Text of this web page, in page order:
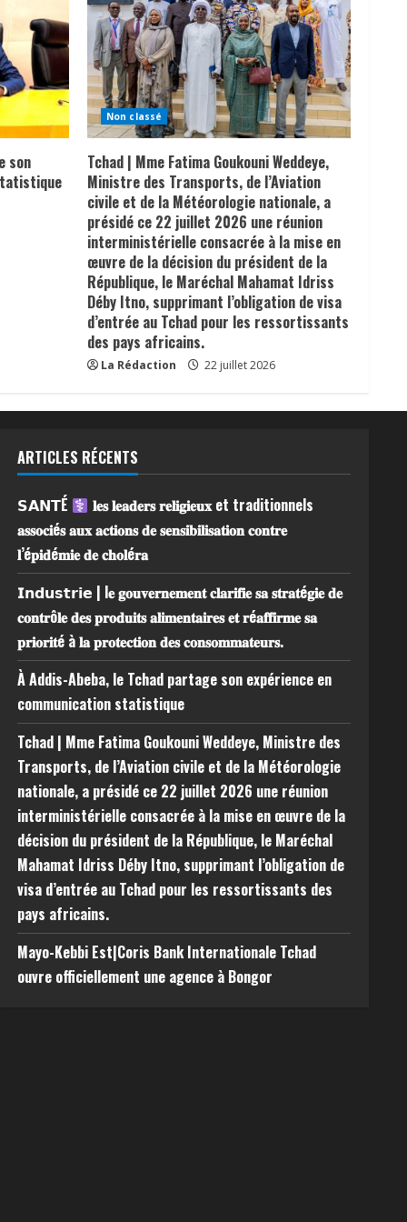
son
Non classé
Tchad | Mme Fatima Goukouni Weddeye,
Ministre des Transports, de l’Aviation
civile et de la Météorologie nationale, a
présidé ce 22 juillet 2026 une réunion
interministérielle consacrée à la mise en
œuvre de la décision du président de la
République, le Maréchal Mahamat Idriss
Déby Itno, supprimant l’obligation de visa
d’entrée au Tchad pour les ressortissants
des pays africains.
La Rédaction 22 juillet 2026
ARTICLES RÉCENTS
𝗦𝗔𝗡𝗧É
𝐥𝐞𝐬 𝐥𝐞𝐚𝐝𝐞𝐫𝐬 𝐫𝐞𝐥𝐢𝐠𝐢𝐞𝐮𝐱 et traditionnels
𝐚𝐬𝐬𝐨𝐜𝐢é𝐬 𝐚𝐮𝐱 𝐚𝐜𝐭𝐢𝐨𝐧𝐬 𝐝𝐞 𝐬𝐞𝐧𝐬𝐢𝐛𝐢𝐥𝐢𝐬𝐚𝐭𝐢𝐨𝐧 𝐜𝐨𝐧𝐭𝐫𝐞
𝐥’é𝐩𝐢𝐝é𝐦𝐢𝐞 𝐝𝐞 𝐜𝐡𝐨𝐥é𝐫𝐚
𝗜𝗻𝗱𝘂𝘀𝘁𝗿𝗶𝗲 | l𝐞 𝐠𝐨𝐮𝐯𝐞𝐫𝐧𝐞𝐦𝐞𝐧𝐭 𝐜𝐥𝐚𝐫𝐢𝐟𝐢𝐞 𝐬𝐚 𝐬𝐭𝐫𝐚𝐭é𝐠𝐢𝐞 𝐝𝐞
𝐜𝐨𝐧𝐭𝐫ô𝐥𝐞 𝐝𝐞𝐬 𝐩𝐫𝐨𝐝𝐮𝐢𝐭𝐬 𝐚𝐥𝐢𝐦𝐞𝐧𝐭𝐚𝐢𝐫𝐞𝐬 𝐞𝐭 𝐫é𝐚𝐟𝐟𝐢𝐫𝐦𝐞 𝐬𝐚
𝐩𝐫𝐢𝐨𝐫𝐢𝐭é à 𝐥𝐚 𝐩𝐫𝐨𝐭𝐞𝐜𝐭𝐢𝐨𝐧 𝐝𝐞𝐬 𝐜𝐨𝐧𝐬𝐨𝐦𝐦𝐚𝐭𝐞𝐮𝐫𝐬.
À Addis-Abeba, le Tchad partage son expérience en
communication statistique
Tchad | Mme Fatima Goukouni Weddeye, Ministre des
Transports, de l’Aviation civile et de la Météorologie
nationale, a présidé ce 22 juillet 2026 une réunion
interministérielle consacrée à la mise en œuvre de la
décision du président de la République, le Maréchal
Mahamat Idriss Déby Itno, supprimant l’obligation de
visa d’entrée au Tchad pour les ressortissants des
pays africains.
Mayo-Kebbi Est|Coris Bank Internationale Tchad
ouvre officiellement une agence à Bongor